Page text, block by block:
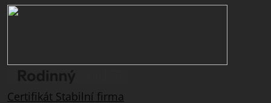
Certifikát Stabilní firma